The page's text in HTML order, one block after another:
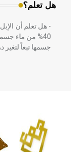
هل تعلم؟
- هل تعلم أن
40% من ماء
جسمها تبعاً لتغير
الحكم، الأدلة،
له الفضل بأنه